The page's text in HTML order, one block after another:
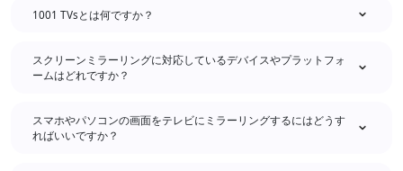
1001 TVsとは何ですか？
スクリーンミラーリングに対応しているデバイスやプラットフォ
ームはどれですか？
スマホやパソコンの画面をテレビにミラーリングするにはどうす
ればいいですか？